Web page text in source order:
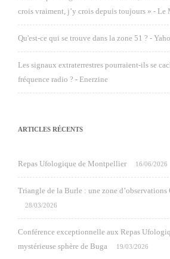
crois vraiment, j’y crois depuis toujours » - Le
Qu'est-ce qui se trouve dans la zone 51 ? -
Les signaux extraterrestres pourraient-ils se
fréquence radio ? - Enerzine
ARTICLES RÉCENTS
Repas Ufologique de Montpellier 16/06/2026
Triangle de la Burle : une zone d’observations
28/03/2026
Conférence exceptionnelle aux Repas
mystérieuse sphère de Buga
19/03/2026